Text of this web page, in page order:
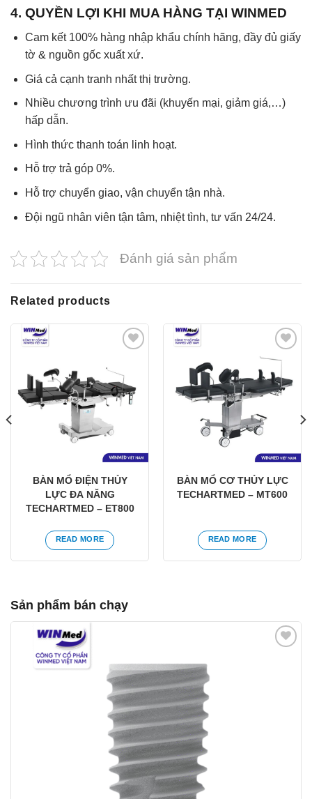
4. QUYỀN LỢI KHI MUA HÀNG TẠI WINMED
Cam kết 100% hàng nhập khẩu chính hãng, đầy đủ giấy
tờ & nguồn gốc xuất xứ.
Giá cả cạnh tranh nhất thị trường.
Nhiều chương trình ưu đãi (khuyến mại, giảm giá,…)
hấp dẫn.
Hình thức thanh toán linh hoạt.
Hỗ trợ trả góp 0%.
Hỗ trợ chuyển giao, vận chuyển tận nhà.
Đội ngũ nhân viên tận tâm, nhiệt tình, tư vấn 24/24.
Đánh giá sản phẩm
Related products
Yêu
thích
BÀN MỔ ĐIỆN THỦY
LỰC ĐA NĂNG
TECHARTMED – ET800
READ MORE
Yêu
thích
BÀN MỔ CƠ THỦY LỰC
TECHARTMED – MT600
READ MORE
Sản phẩm bán chạy